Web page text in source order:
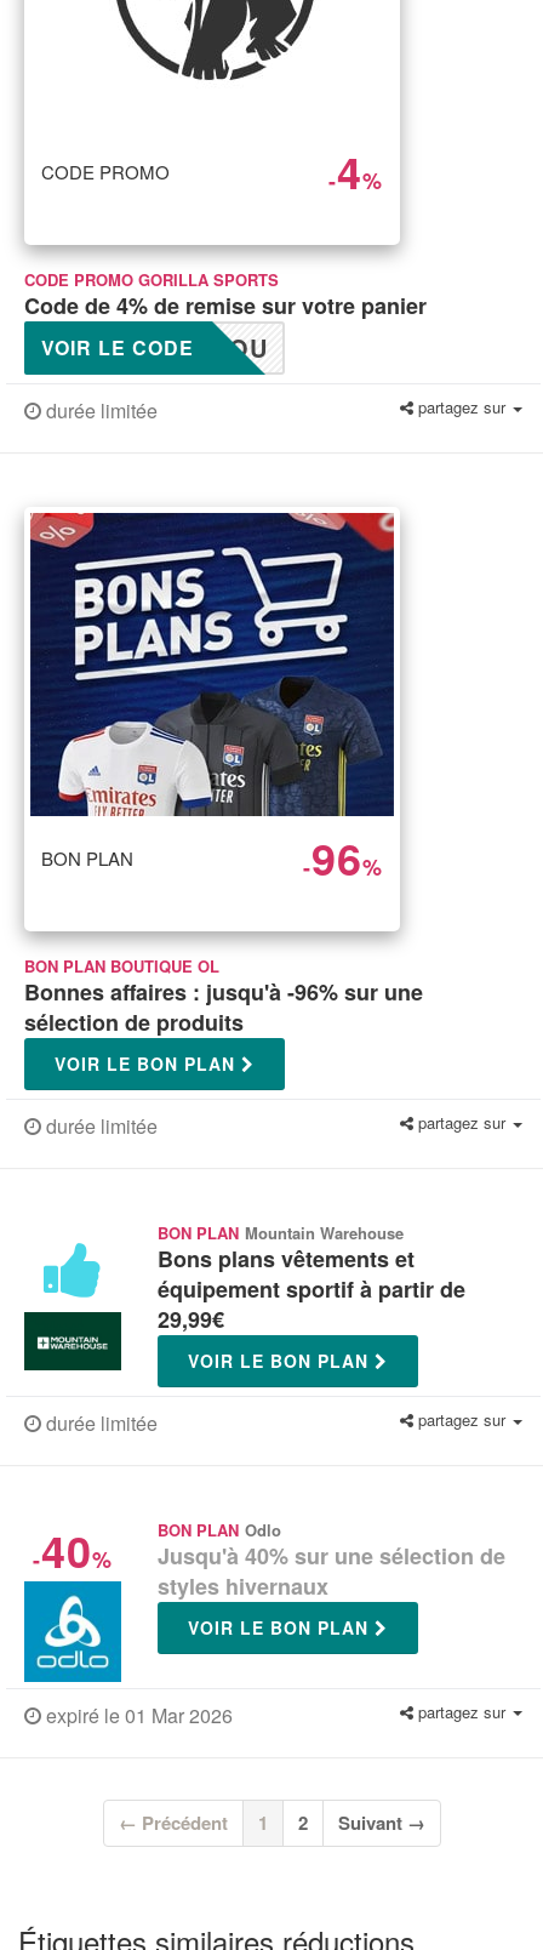
CODE PROMO -4%
CODE PROMO GORILLA SPORTS
Code de 4% de remise sur votre panier
YOU
VOIR LE CODE
durée limitée partagez sur
BON PLAN -96%
BON PLAN BOUTIQUE OL
Bonnes affaires : jusqu'à -96% sur une
sélection de produits
VOIR LE BON PLAN
durée limitée partagez sur
BON PLAN Mountain Warehouse
Bons plans vêtements et
équipement sportif à partir de
29,99€
VOIR LE BON PLAN
durée limitée partagez sur
-40%
BON PLAN Odlo
Jusqu'à 40% sur une sélection de
styles hivernaux
VOIR LE BON PLAN
expiré le 01 Mar 2026 partagez sur
← Précédent 1 (current)
2 Suivant →
Étiquettes similaires réductions